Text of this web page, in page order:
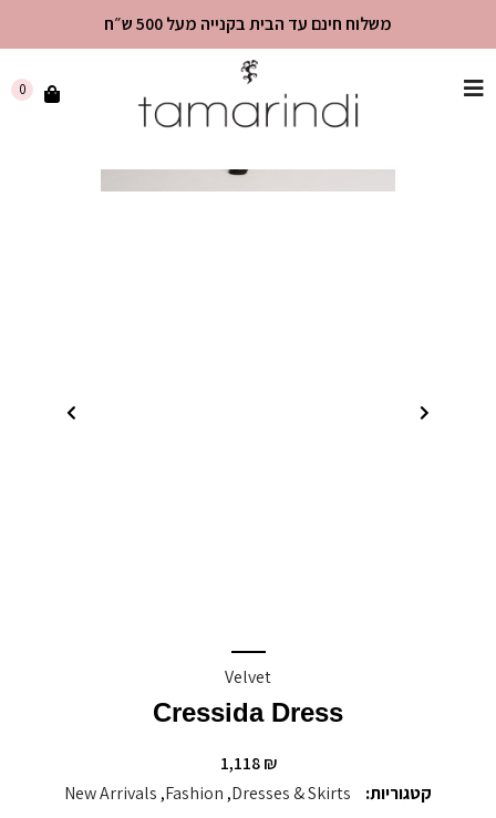
שִׂים
משלוח חינם עד הבית בקנייה מעל 500 ש״ח
0
Velvet
Cressida Dress
1,118₪
קטגוריות:
Dresses & Skirts
,
Fashion
,
New Arrivals